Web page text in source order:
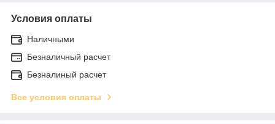
Условия оплаты
Наличными
Безналичный расчет
Безналиный расчет
Все условия оплаты